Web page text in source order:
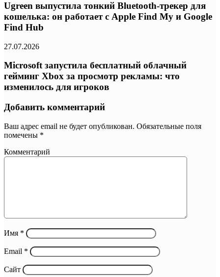
Ugreen выпустила тонкий Bluetooth-трекер для
кошелька: он работает с Apple Find My и Google
Find Hub
27.07.2026
Microsoft запустила бесплатный облачный
гейминг Xbox за просмотр рекламы: что
изменилось для игроков
Добавить комментарий
Ваш адрес email не будет опубликован. Обязательные поля
помечены *
Комментарий
Имя *
Email *
Сайт